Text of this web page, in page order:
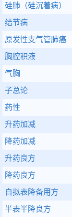
硅肺（硅沉着病）
结节病
原发性支气管肺癌
胸腔积液
气胸
子总论
药性
升药加减
降药加减
升药良方
降药良方
自拟表降备用方
半表半降良方